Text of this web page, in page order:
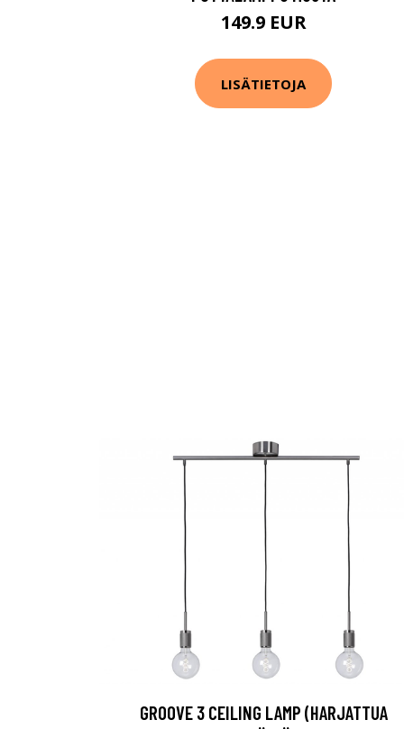
149.9 EUR
LISÄTIETOJA
GROOVE 3 CEILING LAMP (HARJATTUA